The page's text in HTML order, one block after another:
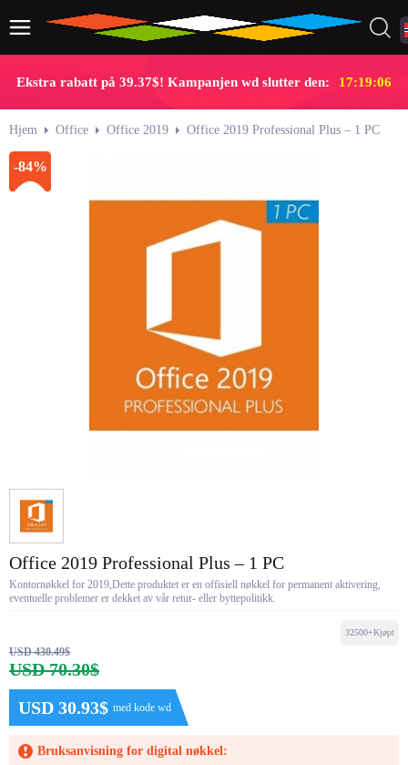
Ekstra rabatt på 39.37$! Kampanjen wd slutter den: 17:19:05
Hjem Office Office 2019 Office 2019 Professional Plus – 1 PC
-84%
Office 2019 Professional Plus – 1 PC
Kontornøkkel for 2019,Dette produktet er en offisiell nøkkel for permanent aktivering,
eventuelle problemer er dekket av vår retur- eller byttepolitikk.
USD 430.49$
USD 70.30$
USD 30.93$ med kode wd
32500+Kjøpt
Bruksanvisning for digital nøkkel: